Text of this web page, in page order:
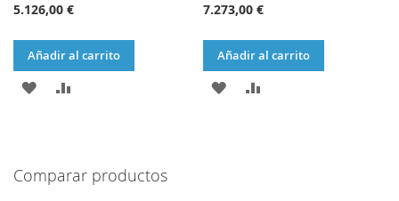
5.126,00 €
Añadir al carrito
AÑADIR
LISTA
7.273,00 €
Añadir al carrito
AÑADIR
Comparar productos